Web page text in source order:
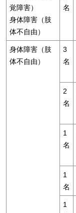
覚障害）
身体障害（肢
体不自由）
名
身体障害（肢
体不自由）
3
名
2
名
1
名
1
名
1